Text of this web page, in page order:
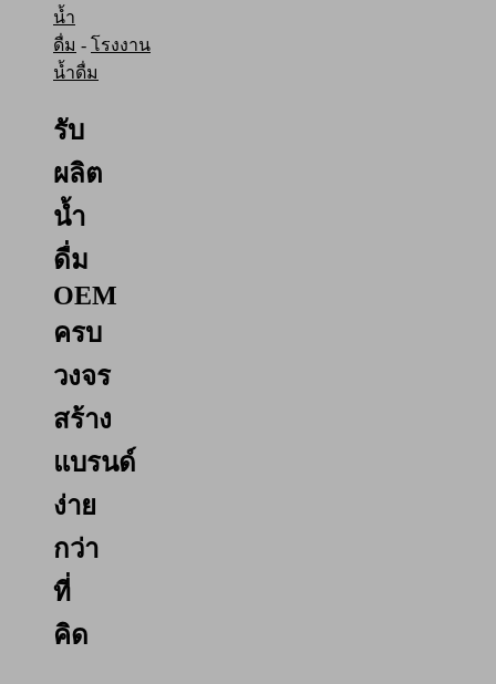
น้ำ
ดื่ม - โรงงาน
น้ำดื่ม
รับ
ผลิต
น้ำ
ดื่ม
OEM
ครบ
วงจร
สร้าง
แบรนด์
ง่าย
กว่า
ที่
คิด